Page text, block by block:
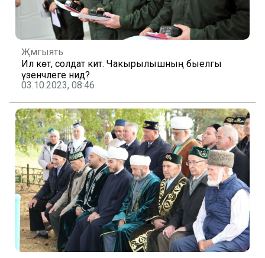
Җәмгыять
Ил көтә, солдат китә. Чакырылышның быелгы
үзенчәлеге нидә?
03.10.2023, 08:46